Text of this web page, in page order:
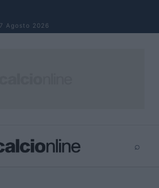
7 Agosto 2026
⌕